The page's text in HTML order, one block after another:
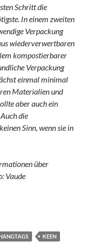
Schritt die
In einem zweiten
Verpackung
wiederverwertbaren
kompostierbarer
Verpackung
einmal minimal
Materialien und
aber auch ein
die
Sinn, wenn sie in
über
Vaude
KEEN